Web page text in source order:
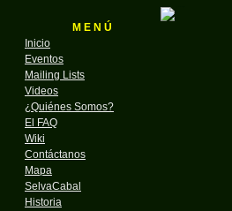
M E N Ú
Inicio
Eventos
Mailing Lists
Videos
¿Quiénes Somos?
El FAQ
Wiki
Contáctanos
Mapa
SelvaCabal
Historia